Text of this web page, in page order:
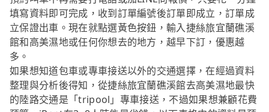
填寫資料即可完成，收到訂單編號後訂單即成立，訂單成
立保證出車。現在就點選黃色按鈕，輸入捷絲旅宜蘭礁溪
館和高美濕地或任何你想去的地方，越早下訂，優惠越
多。
如果想知道包車或專車接送以外的交通選擇，在經過資料
整理與分析後得知，從捷絲旅宜蘭礁溪館去高美濕地最快
的陸路交通是「tripool」專車接送，不過如果想兼顧花費